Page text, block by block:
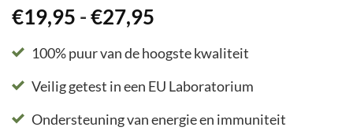
€19,95 -€27,95
tot
€27,95
100% puur van de hoogste kwaliteit
Veilig getest in een EU Laboratorium
Ondersteuning van energie en immuniteit